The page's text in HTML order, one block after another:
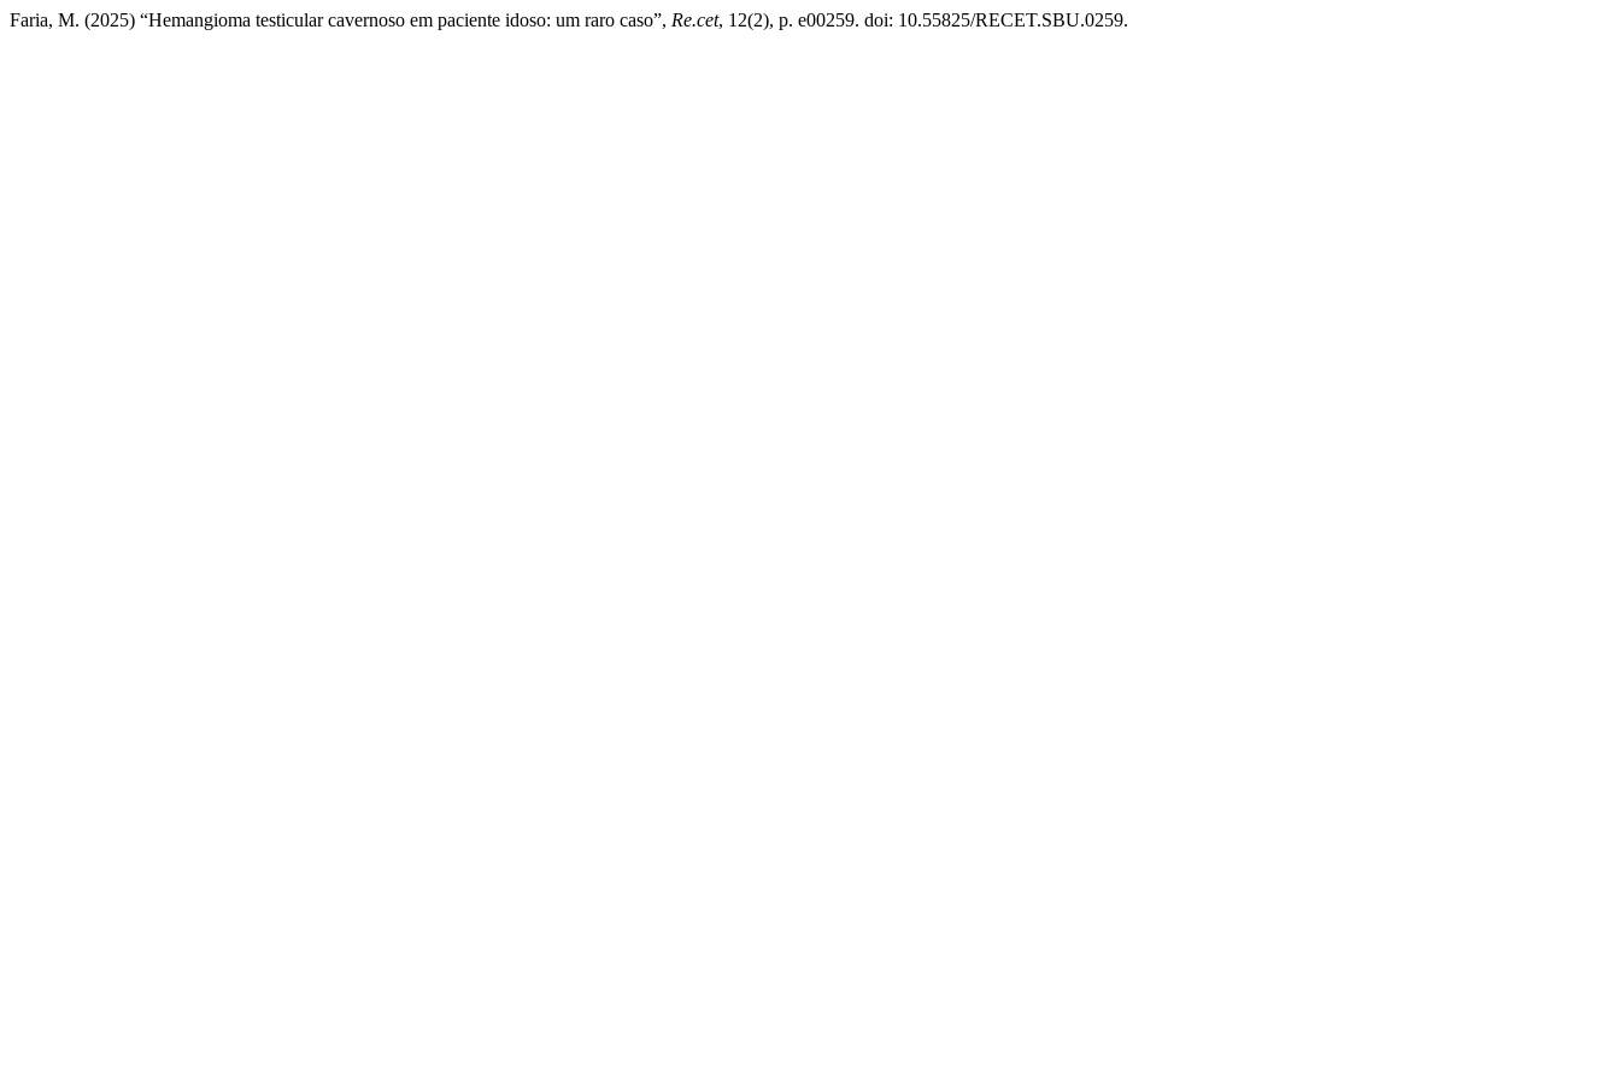
Faria, M. (2025) “Hemangioma testicular cavernoso em paciente idoso: um raro caso”, Re.cet, 12(2), p. e00259. doi: 10.55825/RECET.SBU.0259.